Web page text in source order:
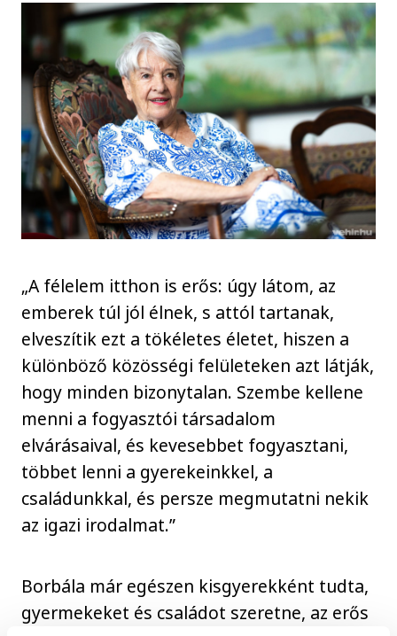
„A félelem itthon is erős: úgy látom, az
emberek túl jól élnek, s attól tartanak,
elveszítik ezt a tökéletes életet, hiszen a
különböző közösségi felületeken azt látják,
hogy minden bizonytalan. Szembe kellene
menni a fogyasztói társadalom
elvárásaival, és kevesebbet fogyasztani,
többet lenni a gyerekeinkkel, a
családunkkal, és persze megmutatni nekik
az igazi irodalmat.”
Borbála már egészen kisgyerekként tudta,
gyermekeket és családot szeretne, az erős